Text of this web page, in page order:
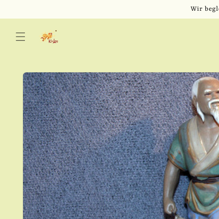
Inhalt
Wir
Zu
Produktinformationen
springen